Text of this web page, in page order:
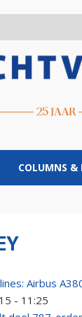
COLUMNS &
Airbus
- 11:25